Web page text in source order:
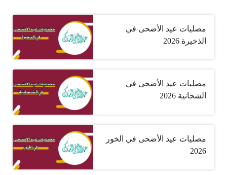
مصليات عيد الأضحى في
الذخيرة 2026
مصليات عيد الأضحى في
الشحانية 2026
مصليات عيد الأضحى في الخور
2026